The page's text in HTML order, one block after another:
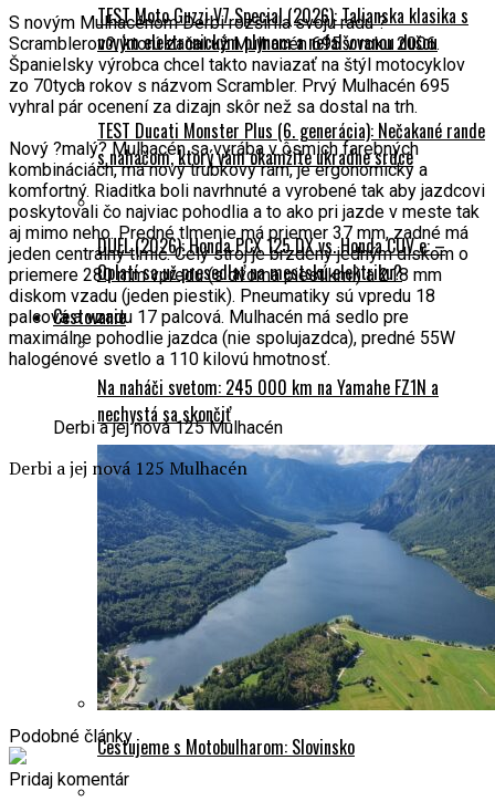
TEST Moto Guzzi V7 Special (2026): Talianska klasika s
novým elektronickým plynom a nefalšovanou dušou
TEST Ducati Monster Plus (6. generácia): Nečakané rande
s naháčom, ktorý vám okamžite ukradne srdce
DUEL (2026): Honda PCX 125 DX vs. Honda CUV e: –
Oplatí sa už presedlať na mestskú elektriku?
Cestovanie
Na naháči svetom: 245 000 km na Yamahe FZ1N a
nechystá sa skončiť
Cestujeme s Motobulharom: Slovinsko
S novým Mulhacénom Derbi rozšírila svoju radu ?
Scramblerov?, ktorú začal už Mulhacén 695 v roku 2006.
Španielsky výrobca chcel takto naviazať na štýl motocyklov
zo 70tych rokov s názvom Scrambler. Prvý Mulhacén 695
vyhral pár ocenení za dizajn skôr než sa dostal na trh.
Nový ?malý? Mulhacén sa vyrába v ôsmich farebných
kombináciách, má nový trubkový rám, je ergonomický a
komfortný. Riaditka boli navrhnuté a vyrobené tak aby jazdcovi
poskytovali čo najviac pohodlia a to ako pri jazde v meste tak
aj mimo neho. Predné tlmenie má priemer 37 mm, zadné má
jeden centrálny tlmič. Celý stroj je brzdený jedným diskom o
priemere 280 mm vpredu (s dvoma piestikmi) a 218 mm
diskom vzadu (jeden piestik). Pneumatiky sú vpredu 18
palcová a vzadu 17 palcová. Mulhacén má sedlo pre
maximálne pohodlie jazdca (nie spolujazdca), predné 55W
halogénové svetlo a 110 kilovú hmotnosť.
Derbi a jej nová 125 Mulhacén
Derbi a jej nová 125 Mulhacén
Podobné články
Pridaj komentár